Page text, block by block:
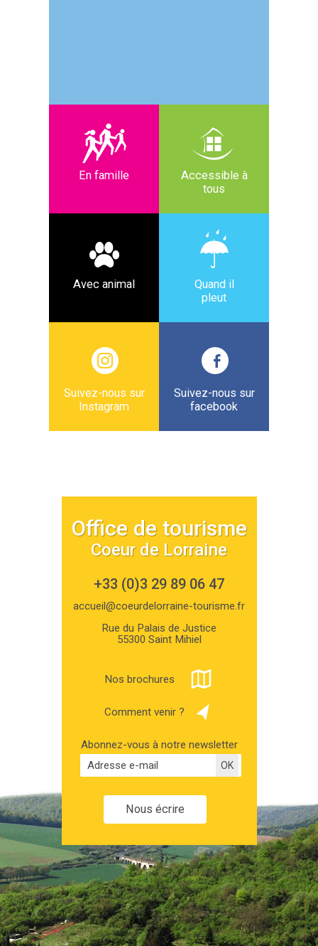
En famille
Accessible à
tous
Avec animal
Quand il
pleut
Suivez-nous sur
Instagram
Suivez-nous sur
facebook
Office de tourisme
Coeur de Lorraine
+33 (0)3 29 89 06 47
accueil@coeurdelorraine-tourisme.fr
Rue du Palais de Justice
55300 Saint Mihiel
Nos brochures
Comment venir ?
Abonnez-vous à notre newsletter
Nous écrire